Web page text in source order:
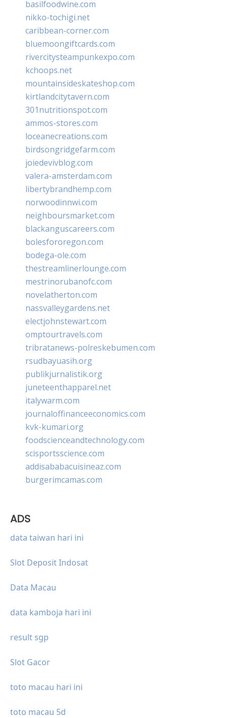
basilfoodwine.com
nikko-tochigi.net
caribbean-corner.com
bluemoongiftcards.com
rivercitysteampunkexpo.com
kchoops.net
mountainsideskateshop.com
kirtlandcitytavern.com
301nutritionspot.com
ammos-stores.com
loceanecreations.com
birdsongridgefarm.com
joiedevivblog.com
valera-amsterdam.com
libertybrandhemp.com
norwoodinnwi.com
neighboursmarket.com
blackanguscareers.com
bolesfororegon.com
bodega-ole.com
thestreamlinerlounge.com
mestrinorubanofc.com
novelatherton.com
nassvalleygardens.net
electjohnstewart.com
omptourtravels.com
tribratanews-polreskebumen.com
rsudbayuasih.org
publikjurnalistik.org
juneteenthapparel.net
italywarm.com
journaloffinanceeconomics.com
kvk-kumari.org
foodscienceandtechnology.com
scisportsscience.com
addisababacuisineaz.com
burgerimcamas.com
ADS
data taiwan hari ini
Slot Deposit Indosat
Data Macau
data kamboja hari ini
result sgp
Slot Gacor
toto macau hari ini
toto macau 5d